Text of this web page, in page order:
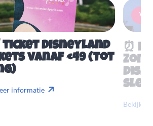
ticket Disneyland
vanaf €49 (tot
informatie
⏰
Bekijk